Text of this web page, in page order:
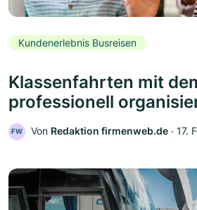
Kundenerlebnis Busreisen
Klassenfahrten mit
professionell
FW Von Redaktion firmenweb.de ‧ 17.